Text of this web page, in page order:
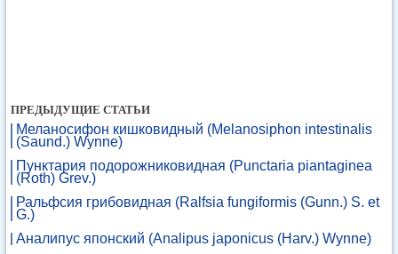
ПРЕДЫДУЩИЕ СТАТЬИ
Меланосифон кишковидный (Melanosiphon intestinalis
(Saund.) Wynne)
Пунктария подорожниковидная (Punctaria piantaginea
(Roth) Grev.)
Ральфсия грибовидная (Ralfsia fungiformis (Gunn.) S. et
G.)
Аналипус японский (Analipus japonicus (Harv.) Wynne)